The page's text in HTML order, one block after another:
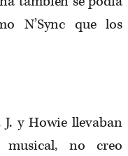
N’Sync que los
y Howie llevaban
no creo